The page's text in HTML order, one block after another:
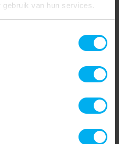
van hun services.